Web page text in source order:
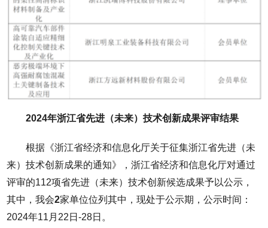
2024年浙江省先进（未来）技术创新成果评审结果
根据《浙江省经济和信息化厅关于征集浙江省先进（未
来）技术创新成果的通知》，浙江省经济和信息化厅对通过
评审的112项省先进（未来）技术创新候选成果予以公示，
其中，我会2家单位位列其中，现处于公示期，公示时间：
2024年11月22日-28日。